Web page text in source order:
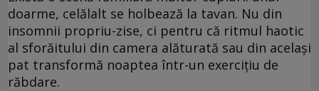
doarme, celălalt se holbează la tavan. Nu din
insomnii propriu-zise, ci pentru că ritmul haotic
al sforăitului din camera alăturată sau din același
pat transformă noaptea într-un exercițiu de
răbdare.